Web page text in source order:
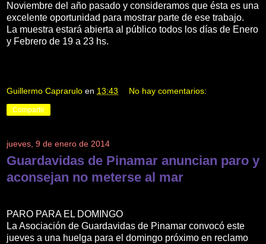
Noviembre del año pasado y consideramos que ésta es una
excelente oportunidad para mostrar parte de ese trabajo.
La muestra estará abierta al público todos los días de Enero
y Febrero de 19 a 23 hs.
Guillermo Caprarulo en 13:43 No hay comentarios:
Compartir
jueves, 9 de enero de 2014
Guardavidas de Pinamar anuncian paro y
aconsejan no meterse al mar
PARO PARA EL DOMINGO
La Asociación de Guardavidas de Pinamar convocó este
jueves a una huelga para el domingo próximo en reclamo